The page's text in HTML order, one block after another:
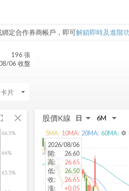
定合作券商帳戶，即可解鎖即時及進階
196 張
06 收盤
arrow_drop_down
close
66.5%
66%
65.5%
股價K線
2026/08/06
開:
26.60
高:
26.65
低:
26.50
收:
26.65
漲:
+0.05
5MA: 10MA: 20MA: 60MA: settings